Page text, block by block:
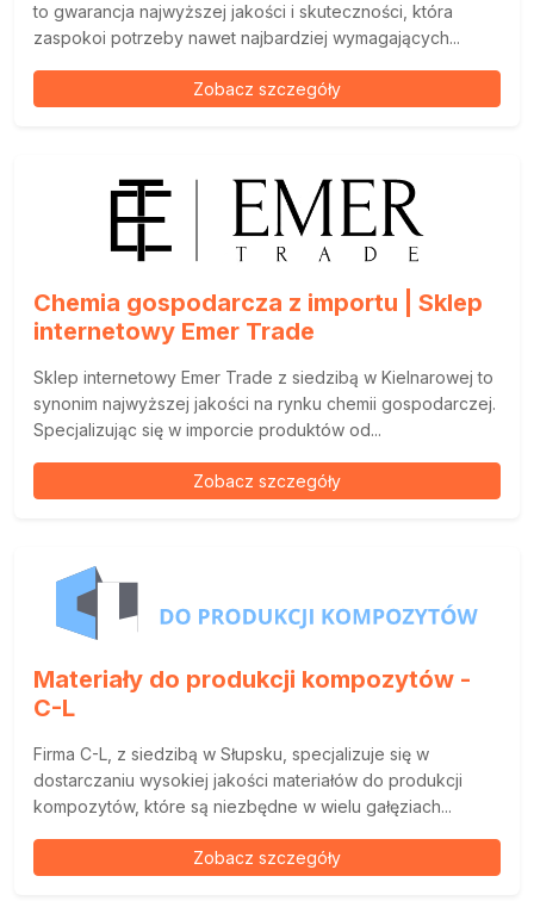
to gwarancja najwyższej jakości i skuteczności, która
zaspokoi potrzeby nawet najbardziej wymagających...
Zobacz szczegóły
Chemia gospodarcza z importu | Sklep
internetowy Emer Trade
Sklep internetowy Emer Trade z siedzibą w Kielnarowej to
synonim najwyższej jakości na rynku chemii gospodarczej.
Specjalizując się w imporcie produktów od...
Zobacz szczegóły
Materiały do produkcji kompozytów -
C-L
Firma C-L, z siedzibą w Słupsku, specjalizuje się w
dostarczaniu wysokiej jakości materiałów do produkcji
kompozytów, które są niezbędne w wielu gałęziach...
Zobacz szczegóły